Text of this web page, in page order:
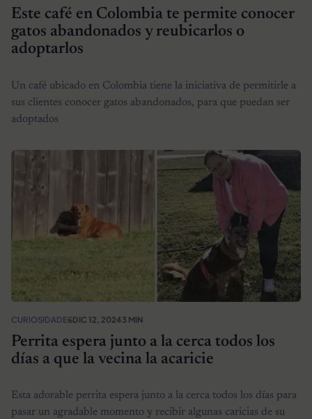
Este café en Colombia te permite conocer
gatos abandonados y reubicarlos o
adoptarlos
Un café ubicado en Colombia tiene la iniciativa de permitirle a
sus clientes conocer gatos abandonados, para que puedan ser
adoptados
CURIOSIDADESDIC 12, 20243 MIN
Perrita espera junto a la cerca todos los
días a que la vecina la acaricie
Esta adorable perrita espera junto a la cerca todos los días para
pasar un agradable momento y recibir algunas caricias de su